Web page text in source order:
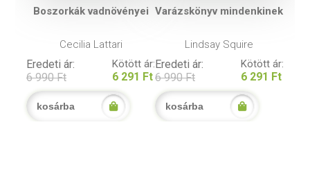
Boszorkák vadnövényei
Cecilia Lattari
Eredeti ár:
6 990 Ft
Kötött ár:
6 291 Ft
kosárba
Varázskönyv mindenkinek
Lindsay Squire
Eredeti ár:
6 990 Ft
Kötött ár:
6 291 Ft
kosárba